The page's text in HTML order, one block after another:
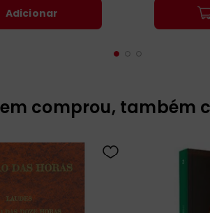
Adicionar
comprou, também